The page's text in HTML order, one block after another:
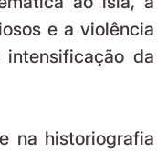
e a violência
da
na historiografia